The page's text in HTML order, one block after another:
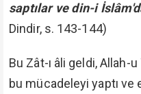
saptılar ve din-i
Dindir, s. 143-144)
Bu Zât-ı âli geldi, Allah-
bu mücadeleyi yaptı